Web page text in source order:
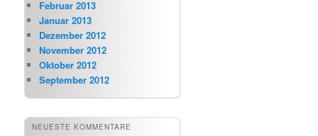
Februar 2013
Januar 2013
Dezember 2012
November 2012
Oktober 2012
September 2012
NEUESTE KOMMENTARE